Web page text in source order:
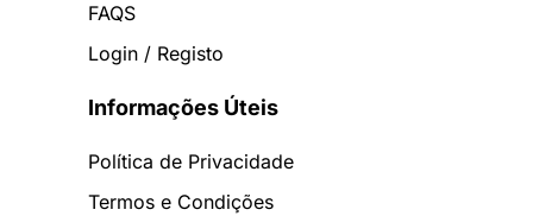
FAQS
Login / Registo
Informações Úteis
Política de Privacidade
Termos e Condições